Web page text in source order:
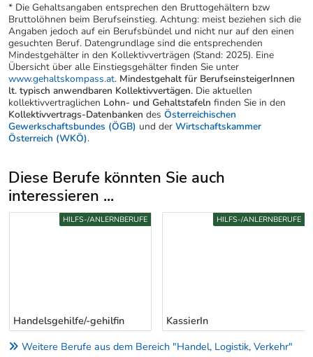
* Die Gehaltsangaben entsprechen den Bruttogehältern bzw
Bruttolöhnen beim Berufseinstieg. Achtung: meist beziehen sich die
Angaben jedoch auf ein Berufsbündel und nicht nur auf den einen
gesuchten Beruf. Datengrundlage sind die entsprechenden
Mindestgehälter in den Kollektivverträgen (Stand: 2025). Eine
Übersicht über alle Einstiegsgehälter finden Sie unter
www.gehaltskompass.at. Mindestgehalt für BerufseinsteigerInnen
lt. typisch anwendbaren Kollektivvertägen. Die aktuellen
kollektivvertraglichen Lohn- und Gehaltstafeln finden Sie in den
Kollektivvertrags-Datenbanken des Österreichischen
Gewerkschaftsbundes (ÖGB) und der Wirtschaftskammer
Österreich (WKÖ).
Diese Berufe könnten Sie auch
interessieren ...
Uber weitere Berufsvorschläge
KassierIn
HILFS-/ANLERNBERUFE
FlughafenarbeiterIn
HILFS-/
Weitere Berufe aus dem Bereich "Handel, Logistik, Verkehr"